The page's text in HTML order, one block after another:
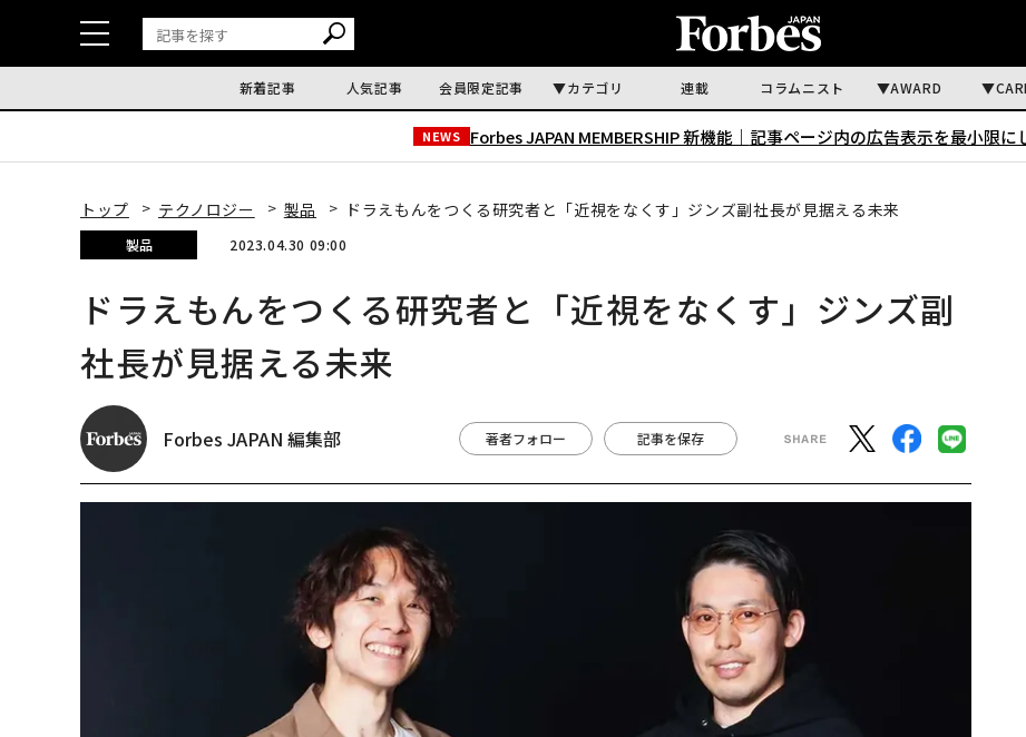
新着記事 人気記事 会員限定記事 カテゴリ 連載 コラムニスト AWARD
NEWS Forbes JAPAN MEMBERSHIP 新機能｜ 記事ページ内の広告表示を最小限に
トップ テクノロジー 製品 ドラえもんをつくる研究者と「近視をなくす」ジンズ副社長が見据える未来
製品 2023.04.30 09:00
ドラえもんをつくる研究者と「近視をなくす」ジンズ副
社長が見据える未来
Forbes JAPAN 編集部 著者フォロー 記事を保存